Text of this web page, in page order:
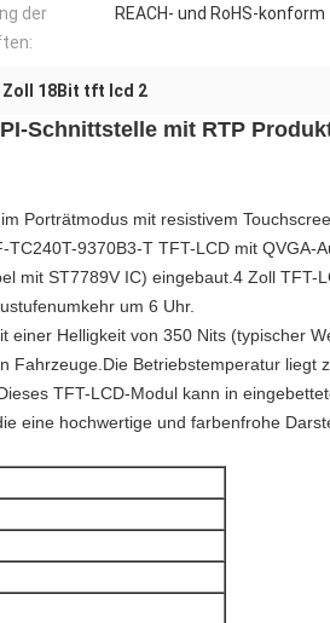
der
REACH- und RoHS-konform
Zoll 18Bit tft lcd 2
Schnittstelle mit RTP
Porträtmodus mit resistivem
9370B3-T TFT-LCD mit QVGA-
mit ST7789V IC) eingebaut.4 Zoll TFT-
um 6 Uhr.
einer Helligkeit von 350 Nits (typischer
Fahrzeuge.Die Betriebstemperatur liegt
TFT-LCD-Modul kann in
eine hochwertige und farbenfrohe